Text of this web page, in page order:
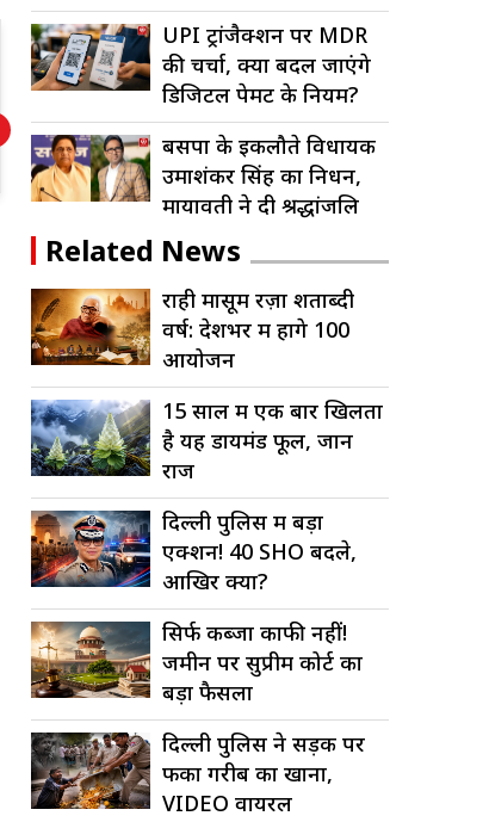
Delhi Power Cut:
कल इन इलाकों में
घंटों गुल रहेगी
बिजली!
UPI ट्रांजैक्शन पर MDR
की चर्चा, क्या बदल जाएंगे
डिजिटल पेमेंट के नियम?
बसपा के इकलौते विधायक
उमाशंकर सिंह का निधन,
मायावती ने दी श्रद्धांजलि
Related News
राही मासूम रज़ा शताब्दी
वर्ष: देशभर में होंगे 100
आयोजन
15 साल में एक बार खिलता
है यह डायमंड फूल, जानें
राज
दिल्ली पुलिस में बड़ा
एक्शन! 40 SHO बदले,
आखिर क्यों?
सिर्फ कब्जा काफी नहीं!
जमीन पर सुप्रीम कोर्ट का
बड़ा फैसला
दिल्ली पुलिस ने सड़क पर
फेंका गरीब का खाना,
VIDEO वायरल